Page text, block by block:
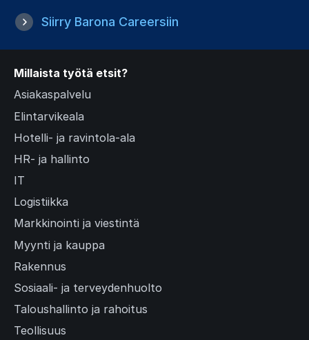
Siirry Barona Careersiin
Millaista työtä etsit?
Asiakaspalvelu
Elintarvikeala
Hotelli- ja ravintola-ala
HR- ja hallinto
IT
Logistiikka
Markkinointi ja viestintä
Myynti ja kauppa
Rakennus
Sosiaali- ja terveydenhuolto
Taloushallinto ja rahoitus
Teollisuus